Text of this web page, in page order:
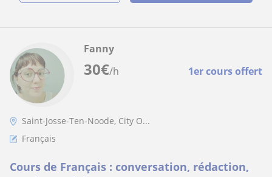
30€/h 1er cours offert
Fanny
Saint-Josse-Ten-Noode, City O...
Français
Cours de Français : conversation, rédaction,